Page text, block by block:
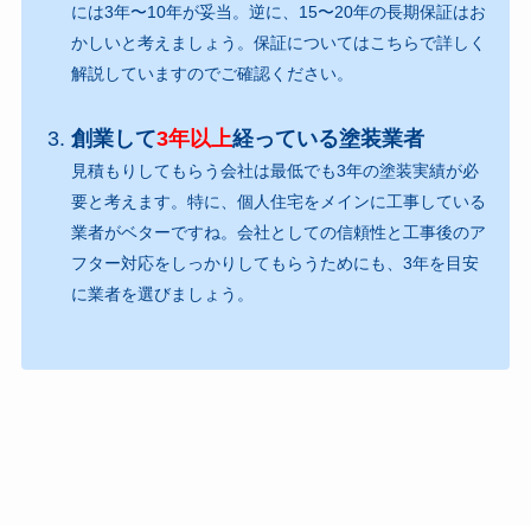
には3年〜10年が妥当。逆に、15〜20年の長期保証はお
かしいと考えましょう。保証についてはこちらで詳しく
解説していますのでご確認ください。
創業して3年以上経っている塗装業者
見積もりしてもらう会社は最低でも3年の塗装実績が必
要と考えます。特に、個人住宅をメインに工事している
業者がベターですね。会社としての信頼性と工事後のア
フター対応をしっかりしてもらうためにも、3年を目安
に業者を選びましょう。